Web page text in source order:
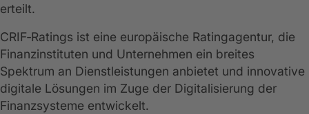
erteilt.
CRIF‑Ratings ist eine europäische Ratingagentur, die
Finanzinstituten und Unternehmen ein breites
Spektrum an Dienstleistungen anbietet und innovative
digitale Lösungen im Zuge der Digitalisierung der
Finanzsysteme entwickelt.